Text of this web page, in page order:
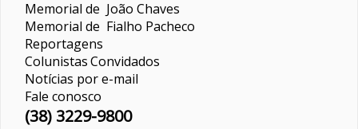
Memorial de João Chaves
Memorial de Fialho Pacheco
Reportagens
ColunistasConvidados
Notícias por e-mail
Fale conosco
(38) 3229-9800